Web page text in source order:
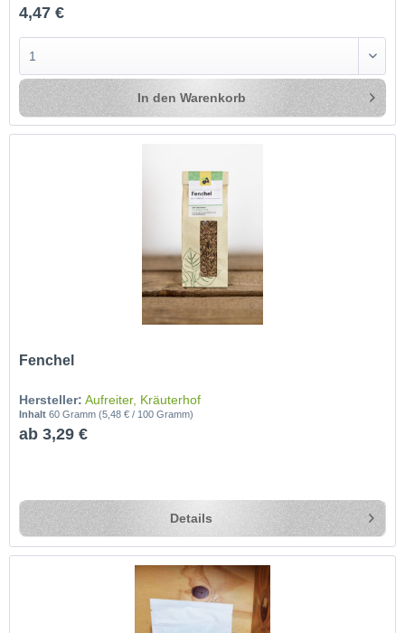
4,47 €
In den Warenkorb
Fenchel
Hersteller: Aufreiter, Kräuterhof
Inhalt60 Gramm(5,48 € / 100 Gramm)
ab 3,29 €
Details